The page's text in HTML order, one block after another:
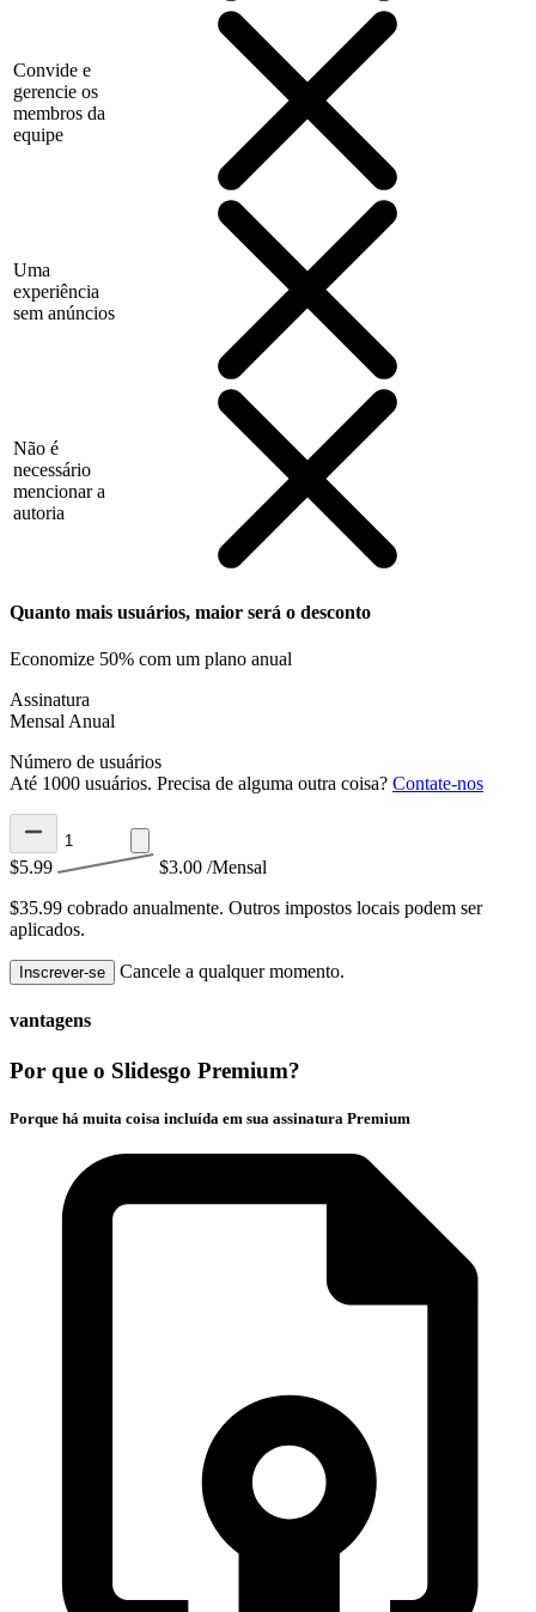
Convide e
gerencie os
membros da
equipe
Uma
experiência
sem anúncios
Não é
necessário
mencionar a
autoria
Quanto mais usuários, maior será o desconto
Economize 50% com um plano anual
Assinatura
Mensal Anual
Número de usuários
Até 1000 usuários. Precisa de alguma outra coisa? Contate-nos
$5.99 $3.00 /Mensal
$35.99 cobrado anualmente. Outros impostos locais podem ser
aplicados.
Inscrever-se Cancele a qualquer momento.
vantagens
Por que o Slidesgo Premium?
Porque há muita coisa incluída em sua assinatura Premium